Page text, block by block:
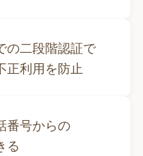
の二段階認証で
正利用を防止
番号からの
る